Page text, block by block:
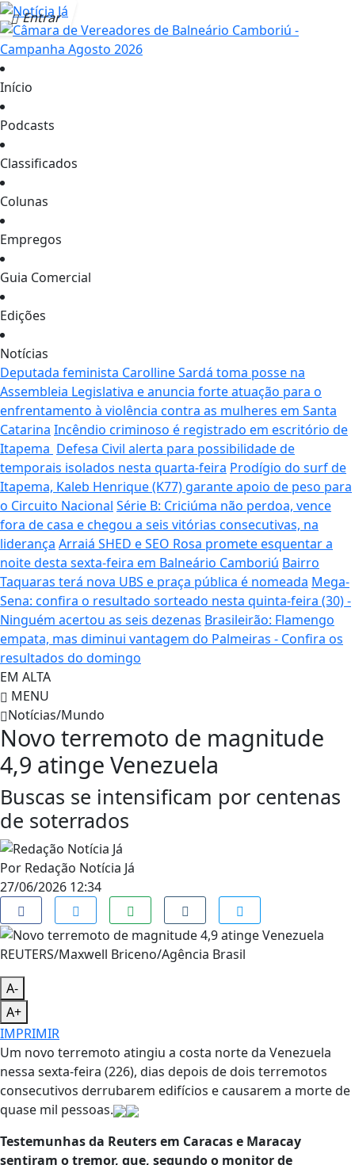
Entrar
Início
Podcasts
Classificados
Colunas
Empregos
Guia Comercial
Edições
Notícias
Deputada feminista Carolline Sardá toma posse na
Assembleia Legislativa e anuncia forte atuação para o
enfrentamento à violência contra as mulheres em Santa
Catarina Incêndio criminoso é registrado em escritório de
Itapema Defesa Civil alerta para possibilidade de
temporais isolados nesta quarta-feira Prodígio do surf de
Itapema, Kaleb Henrique (K77) garante apoio de peso para
o Circuito Nacional Série B: Criciúma não perdoa, vence
fora de casa e chegou a seis vitórias consecutivas, na
liderança Arraiá SHED e SEO Rosa promete esquentar a
noite desta sexta-feira em Balneário Camboriú Bairro
Taquaras terá nova UBS e praça pública é nomeada Mega-
Sena: confira o resultado sorteado nesta quinta-feira (30) -
Ninguém acertou as seis dezenas Brasileirão: Flamengo
empata, mas diminui vantagem do Palmeiras - Confira os
resultados do domingo
EM ALTA
MENU
Notícias/Mundo
Novo terremoto de magnitude
4,9 atinge Venezuela
Buscas se intensificam por centenas
de soterrados
Por Redação Notícia Já
27/06/2026 12:34
REUTERS/Maxwell Briceno/Agência Brasil
A-
A+
IMPRIMIR
Um novo terremoto atingiu a costa norte da Venezuela
nessa sexta-feira (226), dias depois de dois terremotos
consecutivos derrubarem edifícios e causarem a morte de
quase mil pessoas.
Testemunhas da Reuters em Caracas e Maracay
sentiram o tremor, que, segundo o monitor de